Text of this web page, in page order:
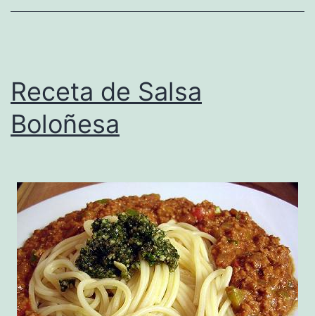
Receta de Salsa
Boloñesa